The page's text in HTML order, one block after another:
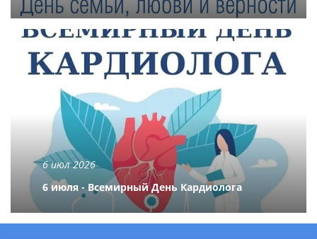
6 июл 2026
6 июля - Всемирный День Кардиолога